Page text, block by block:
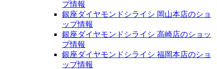
プ情報
銀座ダイヤモンドシライシ 岡山本店のショ
ップ情報
銀座ダイヤモンドシライシ 高崎店のショッ
プ情報
銀座ダイヤモンドシライシ 福岡本店のショ
ップ情報